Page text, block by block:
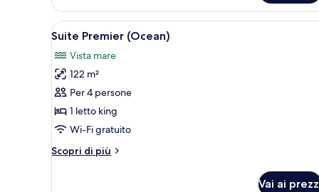
Deluxe
(Arabian)
Apri
tutte
le
foto
per
Suite
Premier
Una camera d'albergo con
7
Suite Premier (Ocean)
Vista mare
122 m²
Per 4 persone
1 letto king
Wi-Fi gratuito
Scopri di più
Altri
Vai ai